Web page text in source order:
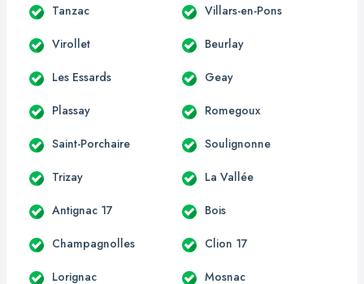
Tanzac Villars-en-Pons
Virollet Beurlay
Les Essards Geay
Plassay Romegoux
Saint-Porchaire Soulignonne
Trizay La Vallée
Antignac 17 Bois
Champagnolles Clion 17
Lorignac Mosnac